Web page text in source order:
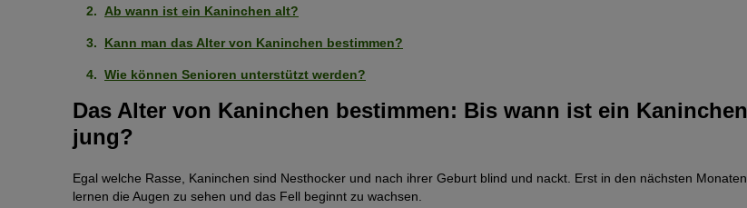
Ab wann ist ein Kaninchen alt?
Kann man das Alter von Kaninchen bestimmen?
Wie können Senioren unterstützt werden?
Das Alter von Kaninchen bestimmen: Bis wann ist ein Kaninchen
jung?
Egal welche Rasse, Kaninchen sind Nesthocker und nach ihrer Geburt blind und nackt. Erst in den nächsten Monaten
lernen die Augen zu sehen und das Fell beginnt zu wachsen.